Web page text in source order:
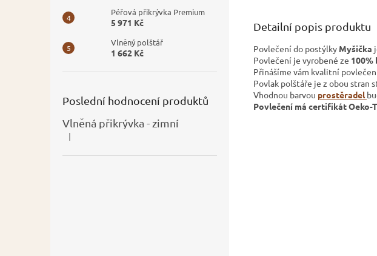
Péřová přikrývka Premium
5 971 Kč
Vlněný polštář
1 662 Kč
Poslední hodnocení produktů
Vlněná přikrývka - zimní
Hodnocení produktu je 5 z 5 hvězdiček.
|
Detailní popis produktu
Povlečení do postýlky Myšička
Povlečení je vyrobené ze 100%
Přinášíme vám kvalitní
Povlak polštáře je z obou stran
Vhodnou barvou prostěradel
Povlečení má certifikát Oeko-